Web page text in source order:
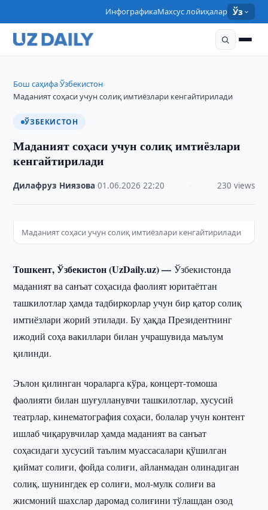
ИнфографикаМахсус лойиҳалар Ўз
Бош саҳифа›Ўзбекистон›
Маданият соҳаси учун солиқ имтиёзлари кенгайтирилади
ЎЗБЕКИСТОН
Маданият соҳаси учун солиқ имтиёзлари
кенгайтирилади
Дилафруз Ниязова ·01.06.2026 ·22:20 230 views
Маданият соҳаси учун солиқ имтиёзлари кенгайтирилади
Тошкент, Ўзбекистон (UzDaily.uz) —Ўзбекистонда
маданият ва санъат соҳасида фаолият юритаётган
ташкилотлар ҳамда тадбиркорлар учун бир қатор солиқ
имтиёзлари жорий этилади. Бу ҳақда Президентнинг
ижодий соҳа вакиллари билан учрашувида маълум
қилинди.
Эълон қилинган чораларга кўра, концерт-томоша
фаолияти билан шуғулланувчи ташкилотлар, хусусий
театрлар, кинематография соҳаси, болалар учун контент
ишлаб чиқарувчилар ҳамда маданият ва санъат
соҳасидаги хусусий таълим муассасалари қўшилган
қиймат солиғи, фойда солиғи, айланмадан олинадиган
солиқ, шунингдек ер солиғи, мол-мулк солиғи ва
жисмоний шахслар даромад солиғини тўлашдан озод